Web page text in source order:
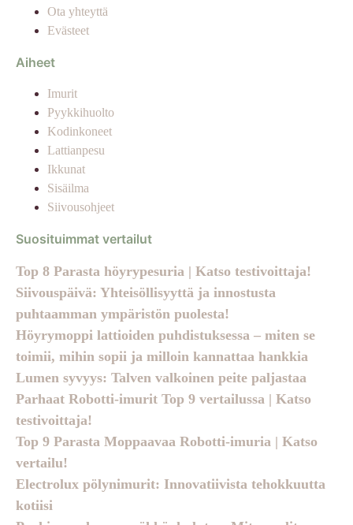
Ota yhteyttä
Evästeet
Aiheet
Imurit
Pyykkihuolto
Kodinkoneet
Lattianpesu
Ikkunat
Sisäilma
Siivousohjeet
Suosituimmat vertailut
Top 8 Parasta höyrypesuria | Katso testivoittaja!
Siivouspäivä: Yhteisöllisyyttä ja innostusta
puhtaamman ympäristön puolesta!
Höyrymoppi lattioiden puhdistuksessa – miten se
toimii, mihin sopii ja milloin kannattaa hankkia
Lumen syvyys: Talven valkoinen peite paljastaa
Parhaat Robotti-imurit Top 9 vertailussa | Katso
testivoittaja!
Top 9 Parasta Moppaavaa Robotti-imuria | Katso
vertailu!
Electrolux pölynimurit: Innovatiivista tehokkuutta
kotiisi